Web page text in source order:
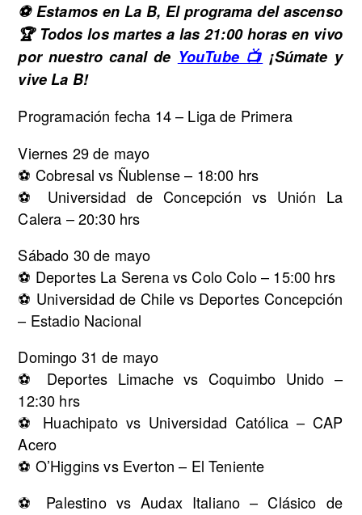
⚽ Estamos en La B, El programa del ascenso
🏆 Todos los martes a las 21:00 horas en vivo
por nuestro canal de YouTube 📺 ¡Súmate y
vive La B!
Programación fecha 14 – Liga de Primera
Viernes 29 de mayo
⚽ Cobresal vs Ñublense – 18:00 hrs
⚽ Universidad de Concepción vs Unión La
Calera – 20:30 hrs
Sábado 30 de mayo
⚽ Deportes La Serena vs Colo Colo – 15:00 hrs
⚽ Universidad de Chile vs Deportes Concepción
– Estadio Nacional
Domingo 31 de mayo
⚽ Deportes Limache vs Coquimbo Unido –
12:30 hrs
⚽ Huachipato vs Universidad Católica – CAP
Acero
⚽ O’Higgins vs Everton – El Teniente
⚽ Palestino vs Audax Italiano – Clásico de